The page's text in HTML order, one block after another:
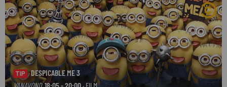
TIP
DESPICABLE ME 3